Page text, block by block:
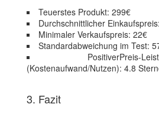
Teuerstes Produkt: 299€
Durchschnittlicher
Minimaler Verkaufspreis: 22€
Standardabweichung im Test:
PositiverPreis-
(Kostenaufwand/Nutzen): 4.8
3. Fazit